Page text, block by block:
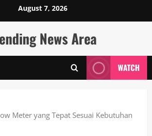
August 7, 2026
News Area
WATCH
Meter yang Tepat Sesuai Kebutuhan